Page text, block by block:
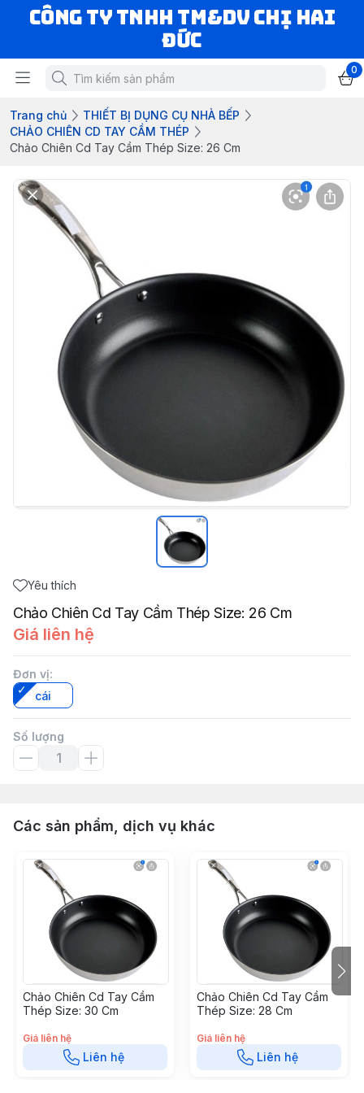
CÔNG TY TNHH TM&DV CHỊ HAI
ĐỨC
0
Trang chủ
THIẾT BỊ DỤNG CỤ NHÀ BẾP
CHẢO CHIÊN CD TAY CẦM THÉP
Chảo Chiên Cd Tay Cầm Thép Size: 26 Cm
Yêu thích
Chảo Chiên Cd Tay Cầm Thép Size: 26 Cm
Giá liên hệ
Đơn vị:
cái
Số lượng
Các sản phẩm, dịch vụ khác
Chảo Chiên Cd Tay Cầm
Thép Size: 30 Cm
Giá liên hệ
Liên hệ
Chảo Chiên Cd Tay Cầm
Thép Size: 28 Cm
Giá liên hệ
Liên hệ